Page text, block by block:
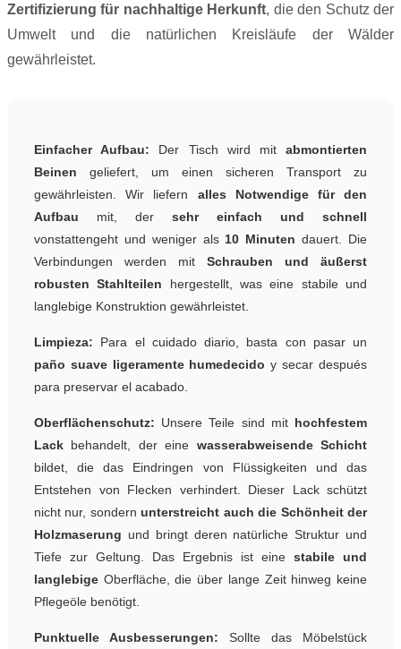
Zertifizierung für nachhaltige Herkunft, die den Schutz der
Umwelt und die natürlichen Kreisläufe der Wälder
gewährleistet.
Einfacher Aufbau: Der Tisch wird mitabmontierten
Beinen geliefert, um einen sicheren Transport zu
gewährleisten. Wir liefern alles Notwendige für den
Aufbau mit, der sehr einfach und schnell
vonstattengeht und weniger als 10 Minuten dauert. Die
Verbindungen werden mit Schrauben und äußerst
robusten Stahlteilen hergestellt, was eine stabile und
langlebige Konstruktion gewährleistet.
Limpieza: Para el cuidado diario, basta con pasar un
paño suave ligeramente humedecido y secar después
para preservar el acabado.
Oberflächenschutz: Unsere Teile sind mit hochfestem
Lack behandelt, der eine wasserabweisende Schicht
bildet, die das Eindringen von Flüssigkeiten und das
Entstehen von Flecken verhindert. Dieser Lack schützt
nicht nur, sondernunterstreicht auch die Schönheit der
Holzmaserung und bringt deren natürliche Struktur und
Tiefe zur Geltung. Das Ergebnis ist eine stabile und
langlebige Oberfläche, die über lange Zeit hinweg keine
Pflegeöle benötigt.
Punktuelle Ausbesserungen: Sollte das Möbelstück